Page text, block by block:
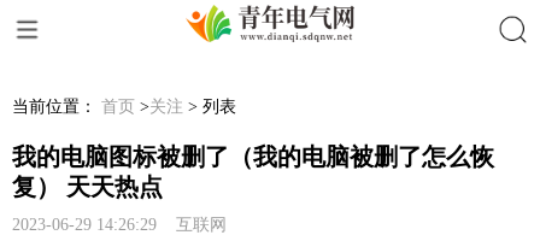
当前位置： 首页 >关注 > 列表
我的电脑图标被删了（我的电脑被删了怎么恢
复） 天天热点
2023-06-29 14:26:29 互联网